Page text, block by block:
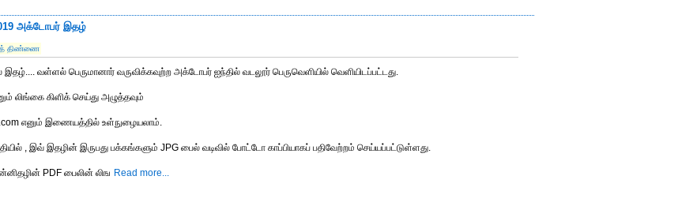
அக்டோபர் இதழ்
திண்ணை
வள்ளல் பெருமானார் வருவிக்கவுற்ற அக்டோபர் ஐந்தில் வடலூர் பெருவெளியில் வெளியிடப்பட்டது.
லிங்கை கிளிக் செய்து அழுத்தவும்
எனும் இணையத்தில் உள்நுழையலாம்.
, இவ் இதழின் இருபது பக்கங்களும் JPG பைல் வடிவில் போட்டோ காப்பியாகப் பதிவேற்றம் செய்யப்பட்டுள்ளது.
PDF பைலின் லிங Read more...